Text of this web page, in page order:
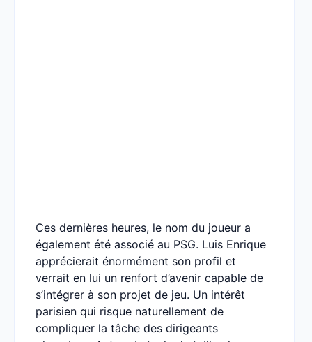
Ces dernières heures, le nom du joueur a
également été associé au PSG. Luis Enrique
apprécierait énormément son profil et
verrait en lui un renfort d’avenir capable de
s’intégrer à son projet de jeu. Un intérêt
parisien qui risque naturellement de
compliquer la tâche des dirigeants